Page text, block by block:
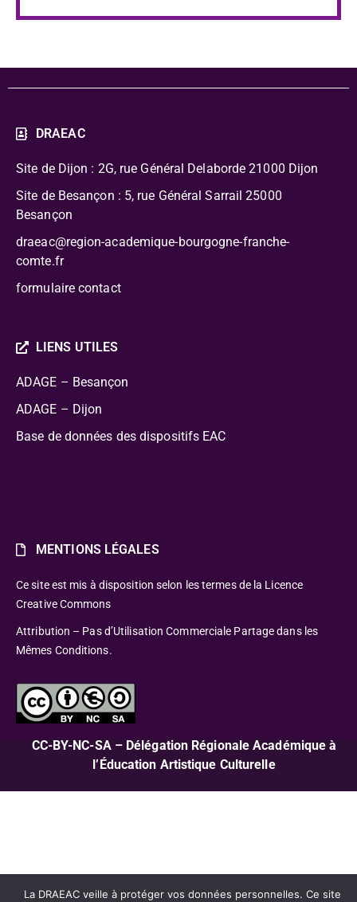
DRAEAC
Site de Dijon : 2G, rue Général Delaborde 21000 Dijon
Site de Besançon : 5, rue Général Sarrail 25000
Besançon
draeac@region-academique-bourgogne-franche-
comte.fr
formulaire contact
LIENS UTILES
ADAGE – Besançon
ADAGE – Dijon
Base de données des dispositifs EAC
MENTIONS LÉGALES
Ce site est mis à disposition selon les termes de la Licence
Creative Commons
Attribution – Pas d’Utilisation Commerciale Partage dans les
Mêmes Conditions.
CC-BY-NC-SA – Délégation Régionale Académique à
l’Éducation Artistique Culturelle
La DRAEAC veille à protéger vos données personnelles. Ce site